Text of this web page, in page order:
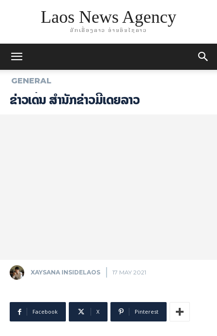
Laos News Agency
ມັກເລື່ອງລາວ ອ່ານອິນໄຊລາວ
GENERAL
ຂ່າວເດັ່ນ ສຳນັກຂ່າວມີເດຍລາວ
XAYSANA INSIDELAOS 17 MAY 2021
Facebook X Pinterest